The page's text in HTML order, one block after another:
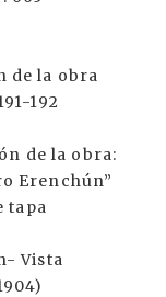
de la obra
192
de la obra:
Erenchún”
tapa
Vista